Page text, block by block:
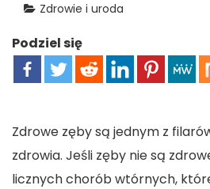
Zdrowie i uroda
Podziel się
Zdrowe zęby są jednym z
zdrowia. Jeśli zęby nie są
licznych chorób wtórnych,